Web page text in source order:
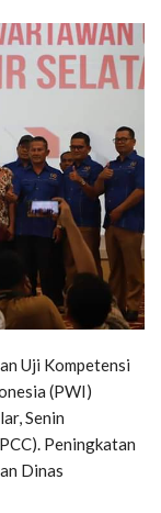
Uji Kompetensi
(PWI)
Senin
Peningkatan
Dinas